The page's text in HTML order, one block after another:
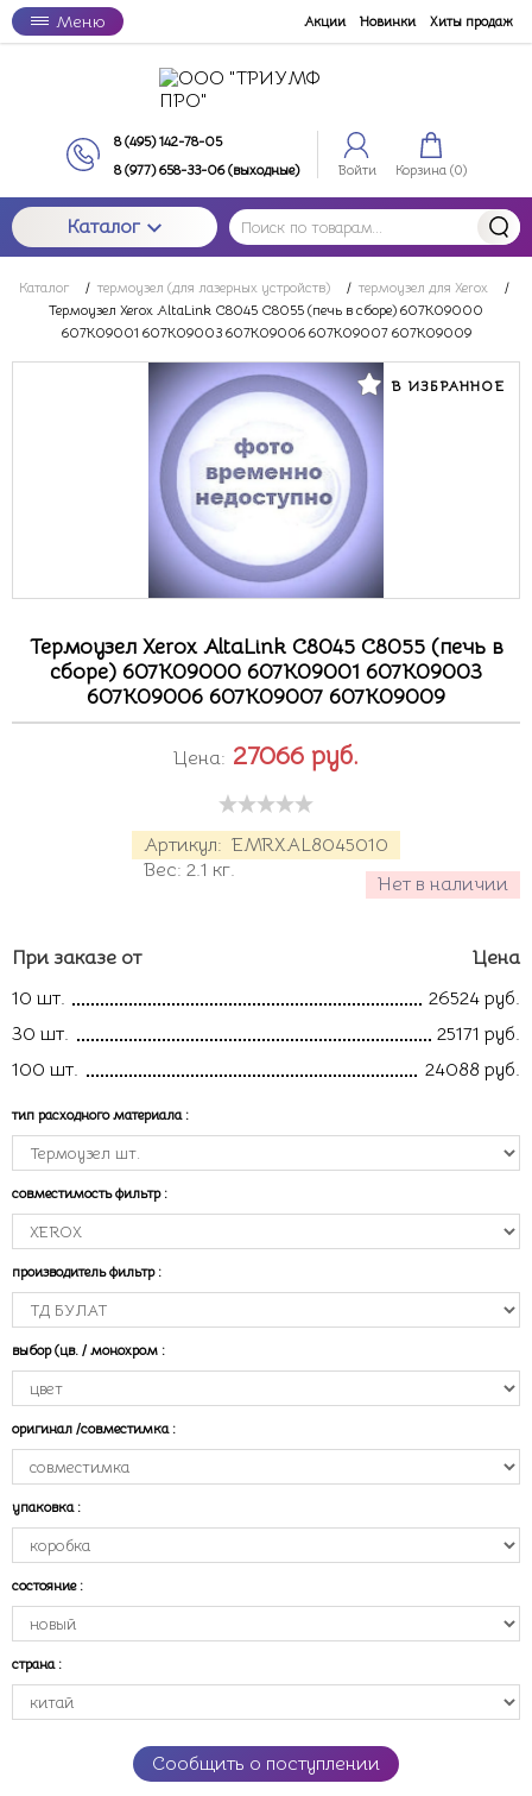
Меню Акции Новинки Хиты продаж
8 (495) 142-78-05
8 (977) 658-33-06 (выходные)
Войти Корзина (0)
Каталог
Каталог / термоузел (для лазерных устройств) / термоузел для Xerox
/
Термоузел Xerox AltaLink C8045 C8055 (печь в сборе) 607K09000
607K09001 607K09003 607K09006 607K09007 607K09009
В ИЗБРАННОЕ
Термоузел Xerox AltaLink C8045 C8055 (печь в
сборе) 607K09000 607K09001 607K09003
607K09006 607K09007 607K09009
Артикул: EMRXAL8045010
Нет в наличии
Вес: 2.1 кг.
Цена: 27066 руб.
При заказе от
Цена
10 шт.
26524 руб.
30 шт.
25171 руб.
100 шт.
24088 руб.
тип расходного материала :
совместимость фильтр :
производитель фильтр :
выбор (цв. / монохром :
оригинал /совместимка :
упаковка :
состояние :
страна :
Сообщить о поступлении